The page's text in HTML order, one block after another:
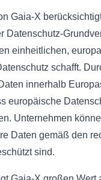
Gaia-X
Datenschutz-
einheitlichen,
schafft.
innerhalb
europäische
Unternehmen
Daten gemäß den
sind.